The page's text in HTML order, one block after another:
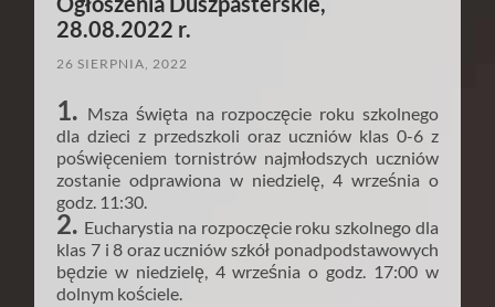
28.08.2022 r.
26 SIERPNIA, 2022
1. Msza święta na rozpoczęcie roku szkolnego
dla dzieci z przedszkoli oraz uczniów klas 0-6 z
poświęceniem tornistrów najmłodszych uczniów
zostanie odprawiona w niedzielę, 4 września o
godz. 11:30.
2. Eucharystia na rozpoczęcie roku szkolnego dla
klas 7 i 8 oraz uczniów szkół ponadpodstawowych
będzie w niedzielę, 4 września o godz. 17:00 w
dolnym kościele.